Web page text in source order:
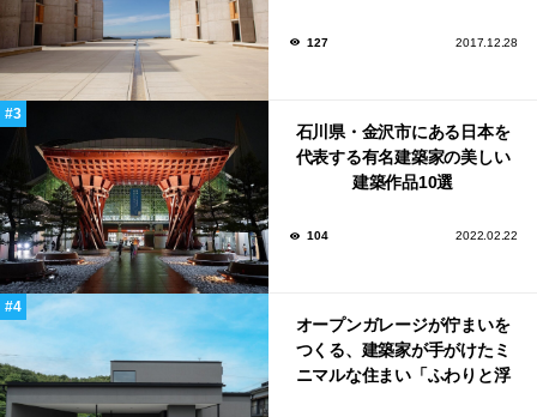
127 2017.12.28
石川県・金沢市にある日本を
代表する有名建築家の美しい
建築作品10選
104 2022.02.22
オープンガレージが佇まいを
つくる、建築家が手がけたミ
ニマルな住まい「ふわりと浮